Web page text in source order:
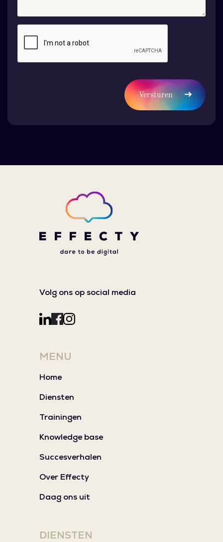
Versturen
Volg ons op social media
MENU
Home
Diensten
Trainingen
Knowledge base
Succesverhalen
Over Effecty
Daag ons uit
DIENSTEN